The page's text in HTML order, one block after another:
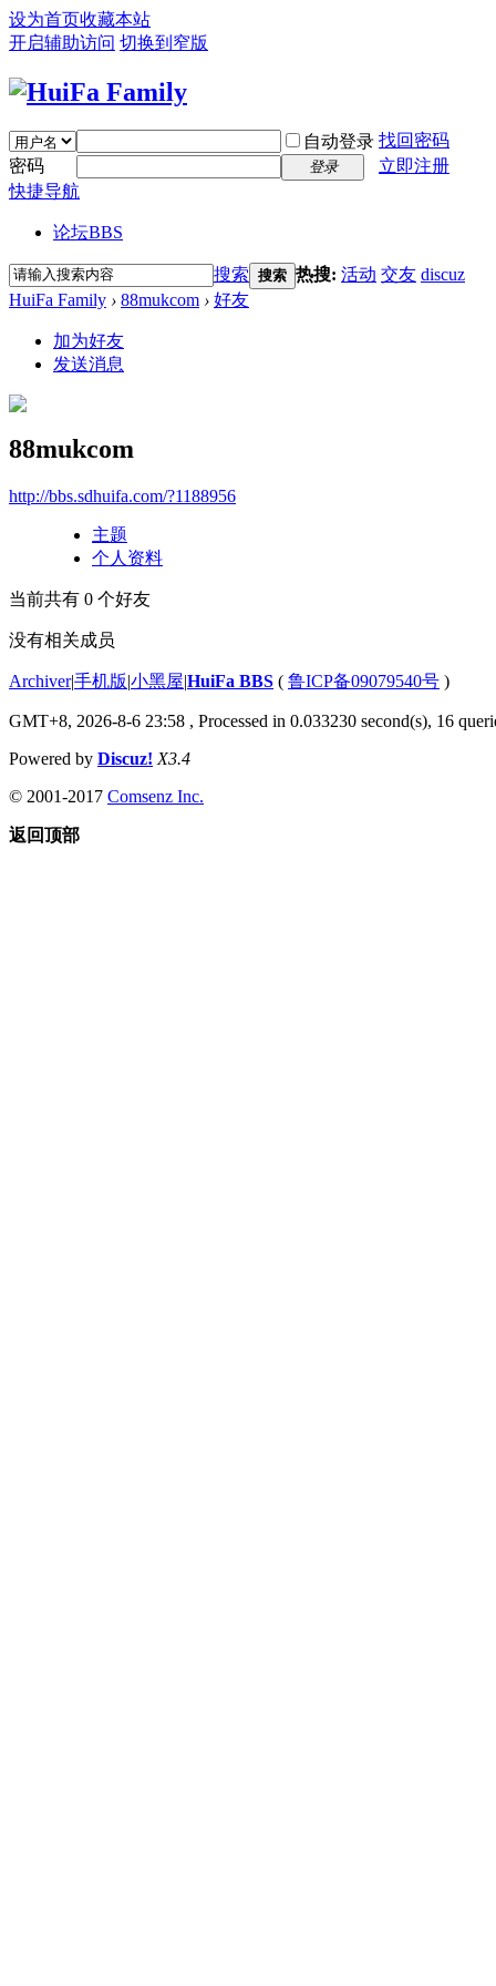
设为首页收藏本站
开启辅助访问 切换到窄版
自动登录 找回密码
密码
登录
立即注册
快捷导航
论坛BBS
搜索 搜索 热搜: 活动 交友 discuz
HuiFa Family › 88mukcom › 好友
加为好友
发送消息
88mukcom
http://bbs.sdhuifa.com/?1188956
主题
个人资料
当前共有 0 个好友
没有相关成员
Archiver|手机版|小黑屋|HuiFa BBS ( 鲁ICP备09079540号 )
GMT+8, 2026-8-6 23:58 , Processed in 0.033230 second(s), 16
Powered by Discuz! X3.4
© 2001-2017 Comsenz Inc.
返回顶部